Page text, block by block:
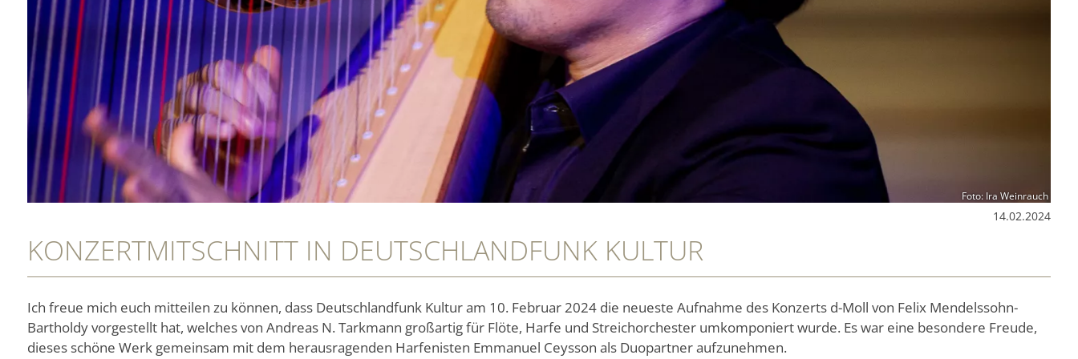
Foto: Ira Weinrauch
14.02.2024
KONZERTMITSCHNITT IN DEUTSCHLANDFUNK KULTUR
Ich freue mich euch mitteilen zu können, dass Deutschlandfunk Kultur am 10. Februar 2024 die neueste Aufnahme des Konzerts d-Moll von Felix Mendelssohn-
Bartholdy vorgestellt hat, welches von Andreas N. Tarkmann großartig für Flöte, Harfe und Streichorchester umkomponiert wurde. Es war eine besondere Freude,
dieses schöne Werk gemeinsam mit dem herausragenden Harfenisten Emmanuel Ceysson als Duopartner aufzunehmen.